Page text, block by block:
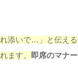
添いで…」と伝える
ます。
即席のマナー